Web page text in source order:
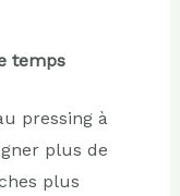
temps
pressing à
plus de
plus